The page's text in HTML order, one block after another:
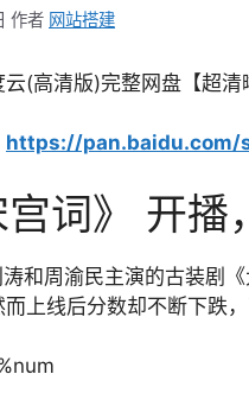
作者 网站搭建
(高清版)完整网盘【超清
https://pan.baidu.com/
宫词》 开
和周渝民主演的古装剧
上线后分数却不断下跌